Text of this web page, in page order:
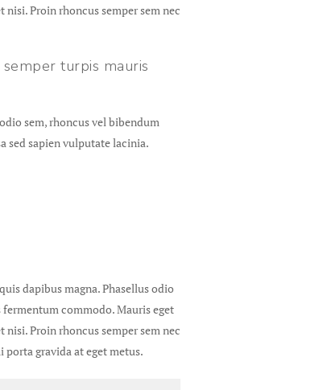
Proin rhoncus semper sem nec
turpis mauris
sem, rhoncus vel bibendum
sed sapien vulputate lacinia.
dapibus magna. Phasellus odio
commodo. Mauris eget
Proin rhoncus semper sem nec
gravida at eget metus.